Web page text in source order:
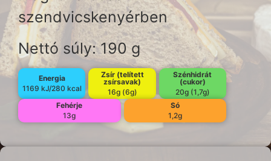
szendvicskenyérben
Nettó súly: 190 g
Energia
1169 kJ/280 kcal
Zsír (telített
zsírsavak)
16g (6g)
Szénhidrát
(cukor)
20g (1,7g)
Fehérje
13g
Só
1,2g